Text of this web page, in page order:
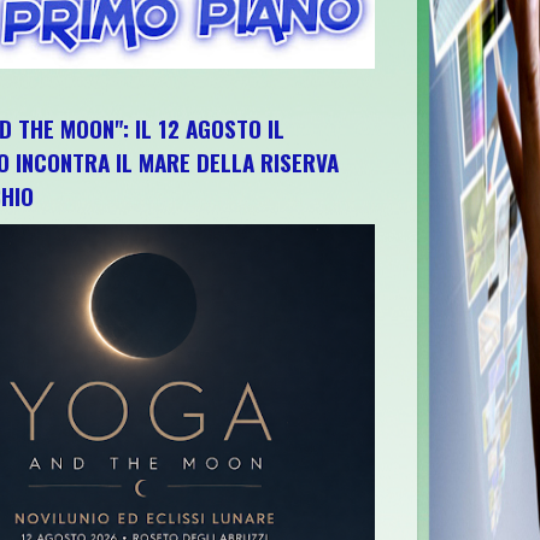
THE MOON": IL 12 AGOSTO IL
INCONTRA IL MARE DELLA RISERVA